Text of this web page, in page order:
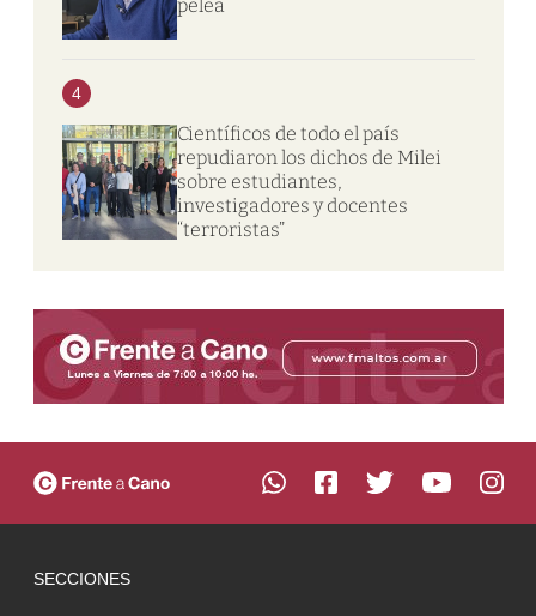
pelea
4
Científicos de todo el país
repudiaron los dichos de Milei
sobre estudiantes,
investigadores y docentes
“terroristas”
SECCIONES